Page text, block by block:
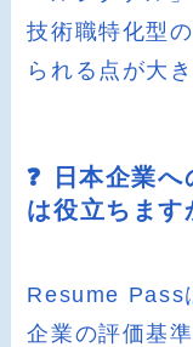
技術職特化型
られる点が大
❓ 日本企業
は役立ちます
Resume Pass
企業の評価基